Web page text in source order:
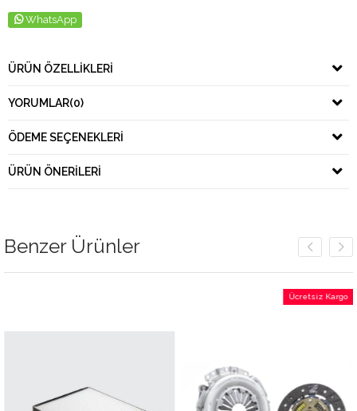
WhatsApp
ÜRÜN ÖZELLIKLERI
YORUMLAR(0)
ÖDEME SEÇENEKLERI
ÜRÜN ÖNERILERI
Benzer Ürünler
Ücretsiz Kargo